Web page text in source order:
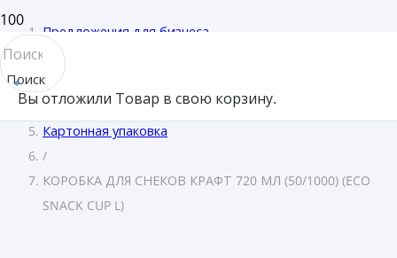
Поиск
товара
Вы отложили Товар в свою корзину.
Предложения для бизнеса
Отели и гостиницы
/
Картонная упаковка
/
КОРОБКА ДЛЯ СНЕКОВ КРАФТ 720 МЛ (50/1000) (ECO
SNACK CUP L)